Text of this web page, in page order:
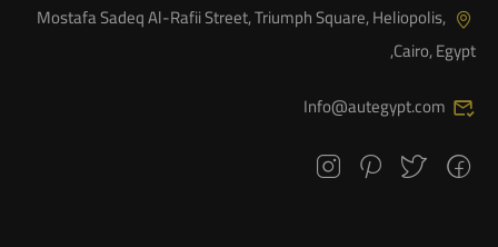
Mostafa Sadeq Al-Rafii Street, Triumph Square, Heliopolis,
Cairo, Egypt,
Info@autegypt.com